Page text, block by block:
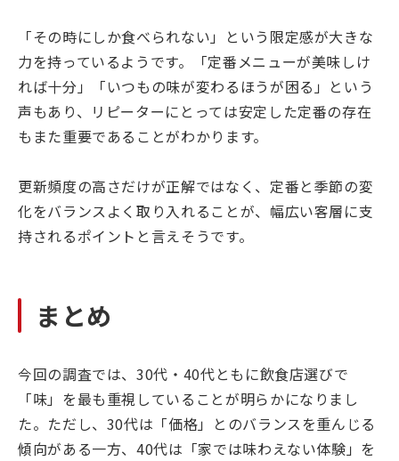
「その時にしか食べられない」という限定感が大きな
力を持っているようです。「定番メニューが美味しけ
れば十分」「いつもの味が変わるほうが困る」という
声もあり、リピーターにとっては安定した定番の存在
もまた重要であることがわかります。
更新頻度の高さだけが正解ではなく、定番と季節の変
化をバランスよく取り入れることが、幅広い客層に支
持されるポイントと言えそうです。
まとめ
今回の調査では、30代・40代ともに飲食店選びで
「味」を最も重視していることが明らかになりまし
た。ただし、30代は「価格」とのバランスを重んじる
傾向がある一方、40代は「家では味わえない体験」を